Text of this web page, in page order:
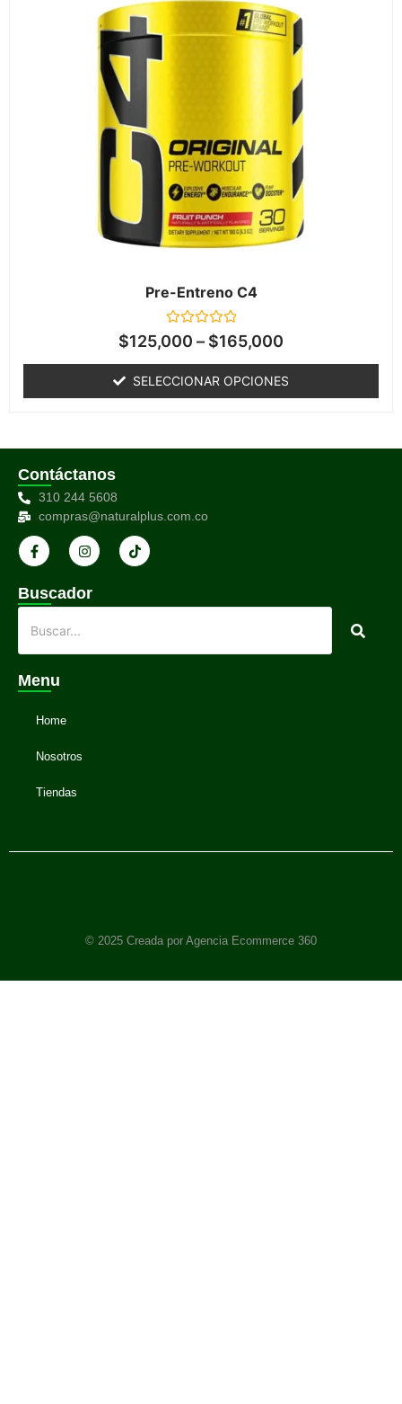
Pre-Entreno C4
Valorado
en
de
5
$125,000 – $165,000
SELECCIONAR OPCIONES
Contáctanos
310 244 5608
compras@naturalplus.com.co
Buscador
Menu
Home
Nosotros
Tiendas
© 2025 Creada por Agencia Ecommerce 360